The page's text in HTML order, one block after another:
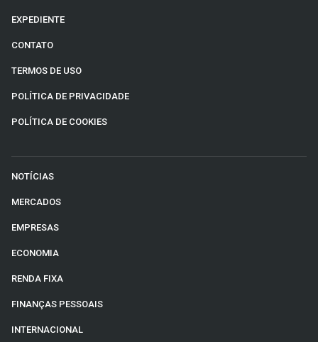
EXPEDIENTE
CONTATO
TERMOS DE USO
POLÍTICA DE PRIVACIDADE
POLÍTICA DE COOKIES
NOTÍCIAS
MERCADOS
EMPRESAS
ECONOMIA
RENDA FIXA
FINANÇAS PESSOAIS
INTERNACIONAL